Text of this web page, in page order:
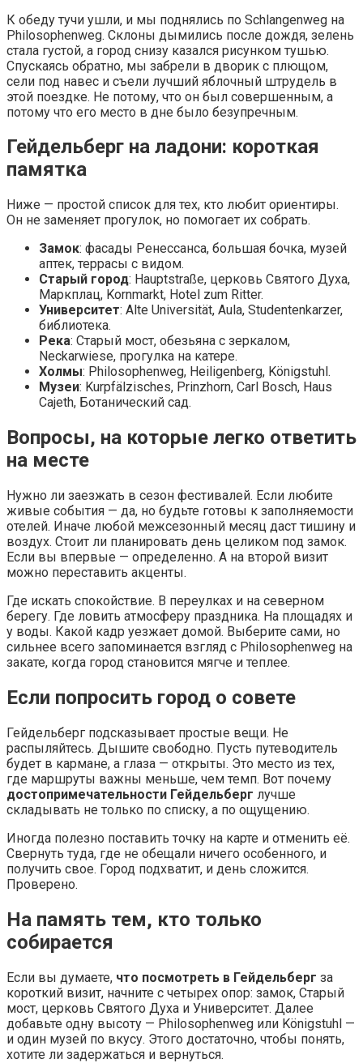
К обеду тучи ушли, и мы поднялись по Schlangenweg на
Philosophenweg. Склоны дымились после дождя, зелень
стала густой, а город снизу казался рисунком тушью.
Спускаясь обратно, мы забрели в дворик с плющом,
сели под навес и съели лучший яблочный штрудель в
этой поездке. Не потому, что он был совершенным, а
потому что его место в дне было безупречным.
Гейдельберг на ладони: короткая
памятка
Ниже — простой список для тех, кто любит ориентиры.
Он не заменяет прогулок, но помогает их собрать.
Замок: фасады Ренессанса, большая бочка, музей
аптек, террасы с видом.
Старый город: Hauptstraße, церковь Святого Духа,
Маркплац, Kornmarkt, Hotel zum Ritter.
Университет: Alte Universität, Aula, Studentenkarzer,
библиотека.
Река: Старый мост, обезьяна с зеркалом,
Neckarwiese, прогулка на катере.
Холмы: Philosophenweg, Heiligenberg, Königstuhl.
Музеи: Kurpfälzisches, Prinzhorn, Carl Bosch, Haus
Cajeth, Ботанический сад.
Вопросы, на которые легко ответить
на месте
Нужно ли заезжать в сезон фестивалей. Если любите
живые события — да, но будьте готовы к заполняемости
отелей. Иначе любой межсезонный месяц даст тишину и
воздух. Стоит ли планировать день целиком под замок.
Если вы впервые — определенно. А на второй визит
можно переставить акценты.
Где искать спокойствие. В переулках и на северном
берегу. Где ловить атмосферу праздника. На площадях и
у воды. Какой кадр уезжает домой. Выберите сами, но
сильнее всего запоминается взгляд с Philosophenweg на
закате, когда город становится мягче и теплее.
Если попросить город о совете
Гейдельберг подсказывает простые вещи. Не
распыляйтесь. Дышите свободно. Пусть путеводитель
будет в кармане, а глаза — открыты. Это место из тех,
где маршруты важны меньше, чем темп. Вот почему
достопримечательности Гейдельберг лучше
складывать не только по списку, а по ощущению.
Иногда полезно поставить точку на карте и отменить её.
Свернуть туда, где не обещали ничего особенного, и
получить свое. Город подхватит, и день сложится.
Проверено.
На память тем, кто только
собирается
Если вы думаете, что посмотреть в Гейдельберг за
короткий визит, начните с четырех опор: замок, Старый
мост, церковь Святого Духа и Университет. Далее
добавьте одну высоту — Philosophenweg или Königstuhl —
и один музей по вкусу. Этого достаточно, чтобы понять,
хотите ли задержаться и вернуться.